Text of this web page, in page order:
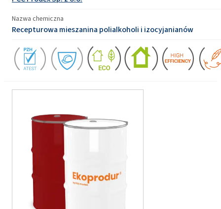
Nazwa chemiczna
Recepturowa mieszanina polialkoholi i izocyjanianów